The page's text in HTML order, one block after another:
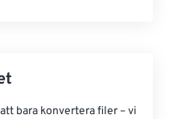
bara konvertera filer – vi